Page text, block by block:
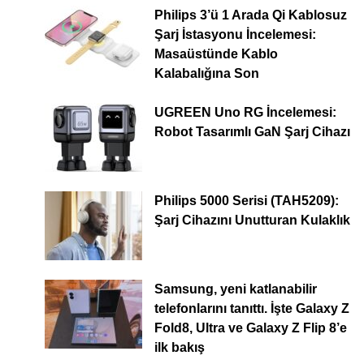
Philips 3’ü 1 Arada Qi Kablosuz
Şarj İstasyonu İncelemesi:
Masaüstünde Kablo
Kalabalığına Son
UGREEN Uno RG İncelemesi:
Robot Tasarımlı GaN Şarj Cihazı
Philips 5000 Serisi (TAH5209):
Şarj Cihazını Unutturan Kulaklık
Samsung, yeni katlanabilir
telefonlarını tanıttı. İşte Galaxy Z
Fold8, Ultra ve Galaxy Z Flip 8’e
ilk bakış